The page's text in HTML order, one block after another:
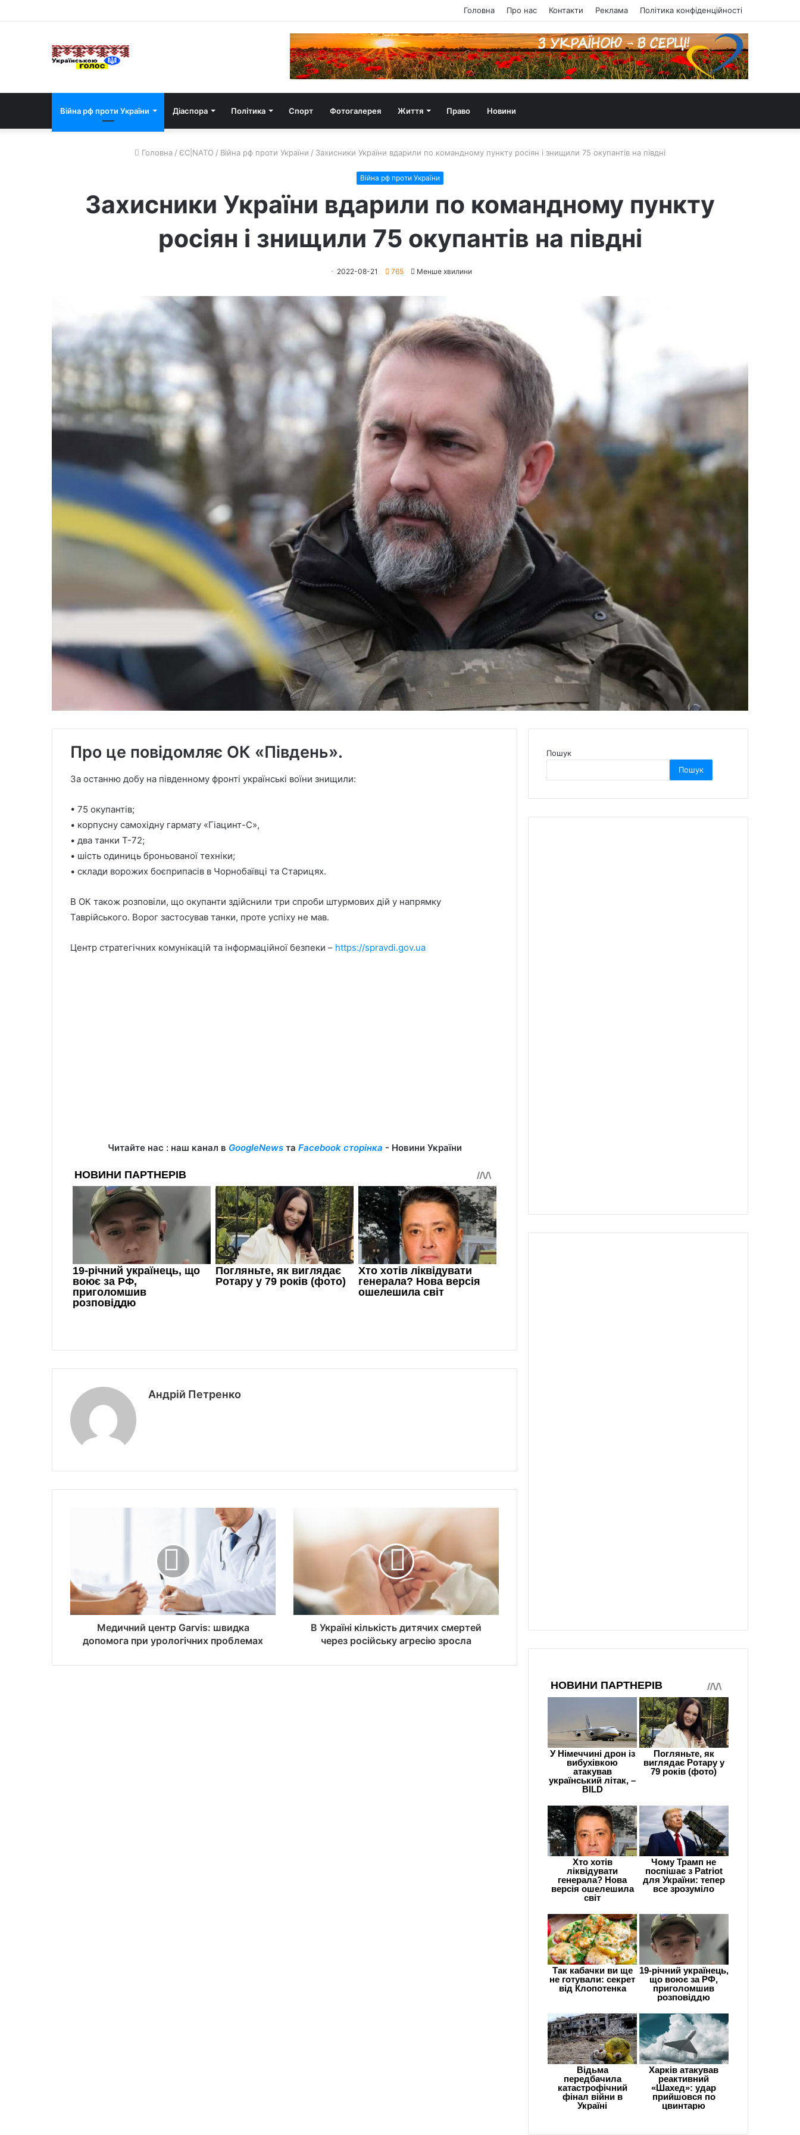
Головна Про нас Контакти Реклама Політика конфіденційності
Війна рф проти України Діаспора Політика Спорт Фотогалерея Життя Право Новини
Головна / ЄС|NATO / Війна рф проти України / Захисники України вдарили по командному пункту росіян і знищили 75 окупантів на півдні
Війна рф проти України
Захисники України вдарили по командному пункту
росіян і знищили 75 окупантів на півдні
2022-08-21 765 Менше хвилини
Про це повідомляє ОК «Південь».
За останню добу на південному фронті українські воїни знищили:
• 75 окупантів;
• корпусну самохідну гармату «Гіацинт-С»,
• два танки Т-72;
• шість одиниць броньованої техніки;
• склади ворожих боєприпасів в Чорнобаївці та Старицях.
В ОК також розповіли, що окупанти здійснили три спроби штурмових дій у напрямку
Таврійського. Ворог застосував танки, проте успіху не мав.
Центр стратегічних комунікацій та інформаційної безпеки – https://spravdi.gov.ua
Читайте нас : наш канал в GoogleNewsта Facebook сторінка - Новини України
Андрій Петренко
Медичний центр Garvis: швидка
допомога при урологічних проблемах
В Україні кількість дитячих смертей
через російську агресію зросла
Пошук
Пошук